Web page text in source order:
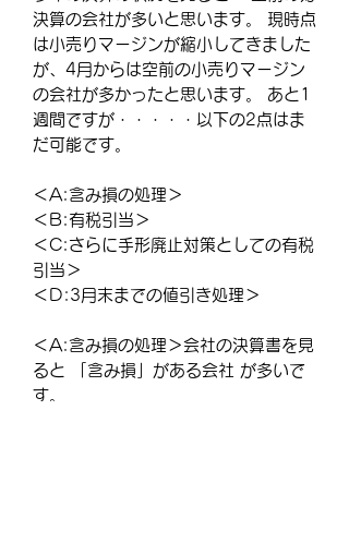
決算の会社が多いと思います。 現時点
は小売りマージンが縮小してきました
が、4月からは空前の小売りマージン
の会社が多かったと思います。 あと1
週間ですが・・・・・以下の2点はま
だ可能です。
＜A:含み損の処理＞
＜B:有税引当＞
＜C:さらに手形廃止対策としての有税
引当＞
＜D:3月末までの値引き処理＞
＜A:含み損の処理＞会社の決算書を見
ると 「含み損」がある会社 が多いで
す。